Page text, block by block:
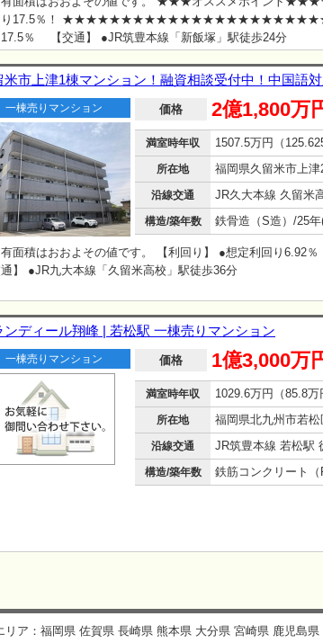
り17.5％！ ★★★★★★★★★★★★★★★★★★★★★★★★
％ 【交通】 ●JR筑豊本線「新飯塚」駅徒歩24分
米市上津1棟マンション！融資相談受付中！中国語
一棟売りマンション 価格 2億1,800万
満室時年収 1507.5万円（
所在地 福岡県久留米市上津
沿線交通 JR久大本線 久留米
構造/築年数 鉄骨造（S造）/25
面積はおおよその値です。 【利回り】 ●想定利回り
】 ●JR九大本線「久留米高校」駅徒歩36分
ンディール翔峰 | 若松駅 一棟売りマンション
一棟売りマンション 価格 1億3,000万
満室時年収 1029.6万円（85.8万
所在地 福岡県北九州市若
沿線交通 JR筑豊本線 若松駅
構造/築年数
リア：福岡県 佐賀県 長崎県 熊本県 大分県 宮崎県 鹿児島県